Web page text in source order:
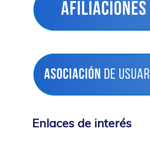
Enlaces de interés